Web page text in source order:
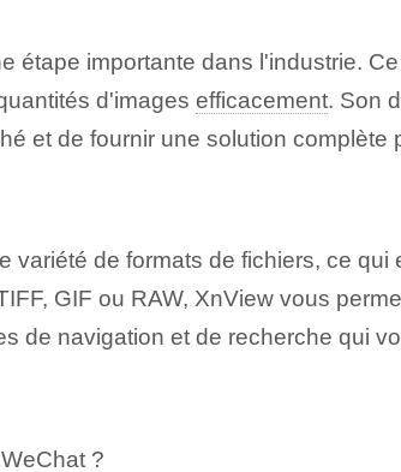
importante dans l'industrie.
d'images efficacement. Son
et de fournir une solution complète
de formats de fichiers, ce qui
GIF ou RAW, XnView vous
de navigation et de recherche qui
?